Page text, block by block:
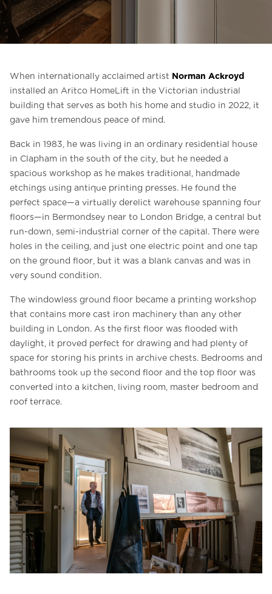
Liên hệ với chúng tôi
Liên hệ với chúng tôi
FAQ
Liên hệ với chúng tôi
When internationally acclaimed artist Norman Ackroyd
installed an Aritco HomeLift in the Victorian industrial
building that serves as both his home and studio in 2022, it
gave him tremendous peace of mind.
Back in 1983, he was living in an ordinary residential house
in Clapham in the south of the city, but he needed a
spacious workshop as he makes traditional, handmade
etchings using antique printing presses. He found the
perfect space—a virtually derelict warehouse spanning four
floors—in Bermondsey near to London Bridge, a central but
run-down, semi-industrial corner of the capital. There were
holes in the ceiling, and just one electric point and one tap
on the ground floor, but it was a blank canvas and was in
very sound condition.
The windowless ground floor became a printing workshop
that contains more cast iron machinery than any other
building in London. As the first floor was flooded with
daylight, it proved perfect for drawing and had plenty of
space for storing his prints in archive chests. Bedrooms and
bathrooms took up the second floor and the top floor was
converted into a kitchen, living room, master bedroom and
roof terrace.